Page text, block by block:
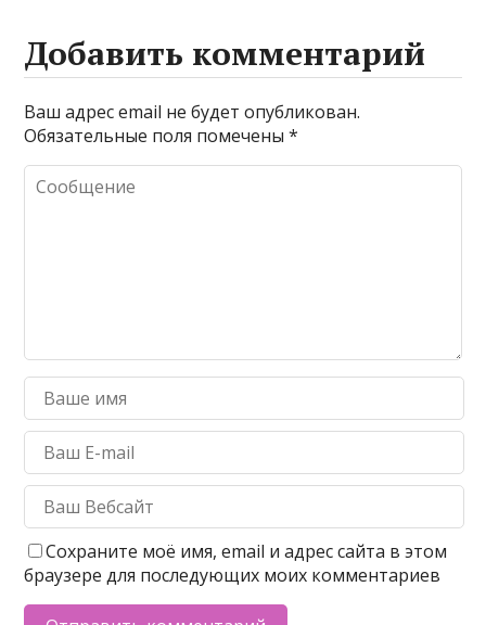
Добавить комментарий
Ваш адрес email не будет опубликован.
Обязательные поля помечены*
Сохраните моё имя, email и адрес сайта в этом
браузере для последующих моих комментариев